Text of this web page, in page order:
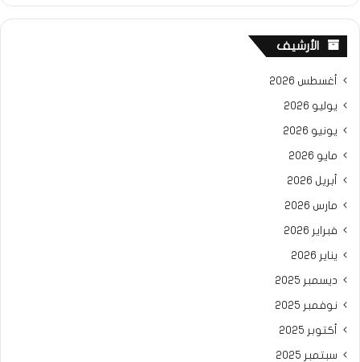
الأرشيف
أغسطس 2026
يوليو 2026
يونيو 2026
مايو 2026
أبريل 2026
مارس 2026
فبراير 2026
يناير 2026
ديسمبر 2025
نوفمبر 2025
أكتوبر 2025
سبتمبر 2025